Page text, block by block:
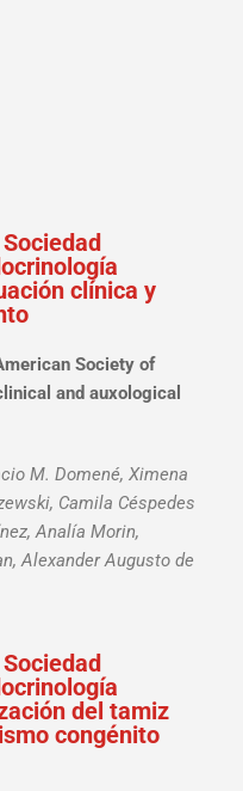
clínica y
Society of
and auxological
M. Domené, Ximena
Camila Céspedes
Analía Morin,
Alexander Augusto de
del tamiz
congénito